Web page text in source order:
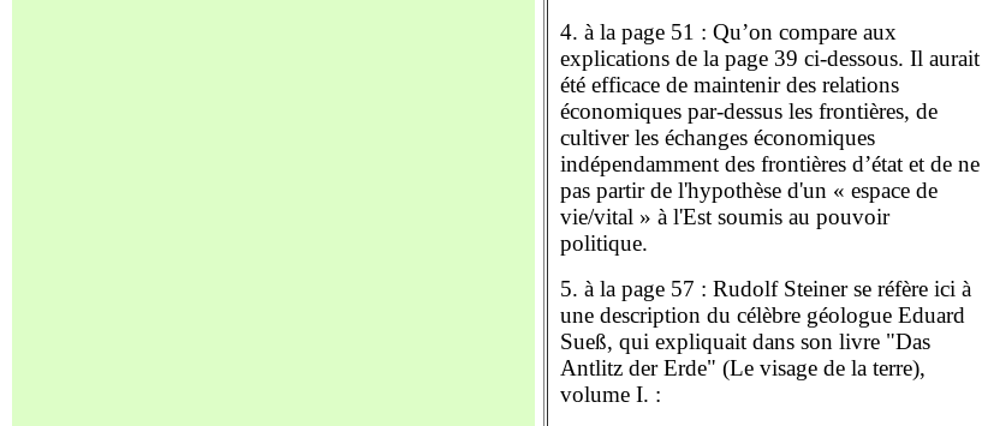
4. à la page 51 : Qu’on compare aux
explications de la page 39 ci-dessous. Il aurait
été efficace de maintenir des relations
économiques par-dessus les frontières, de
cultiver les échanges économiques
indépendamment des frontières d’état et de ne
pas partir de l'hypothèse d'un « espace de
vie/vital » à l'Est soumis au pouvoir
politique.
5. à la page 57 : Rudolf Steiner se réfère ici à
une description du célèbre géologue Eduard
Sueß, qui expliquait dans son livre "Das
Antlitz der Erde" (Le visage de la terre),
volume I. :